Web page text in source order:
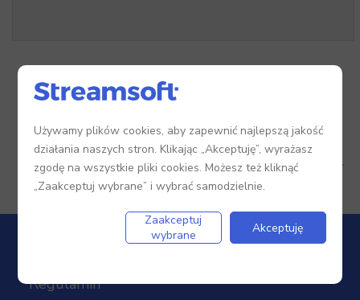
Zaloguj się, żeby dodać komentarz.
Nie masz jeszcze konta?Zarejestruj się.
Regulamin
Używamy plików cookies, aby zapewnić najlepszą jakość
działania naszych stron. Klikając „Akceptuję”, wyrażasz
zgodę na wszystkie pliki cookies. Możesz też kliknąć
„Zaakceptuj wybrane” i wybrać samodzielnie.
Zaakceptuj
wybrane
Akceptuję